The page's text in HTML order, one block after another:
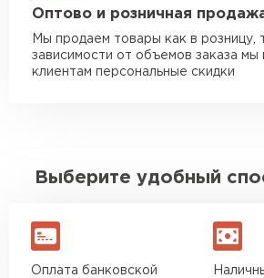
Оптово и розничная
Мы продаем товары как в розницу,
зависимости от объемов заказа мы
клиентам персональные скидки
Выберите удобный
Оплата банковской